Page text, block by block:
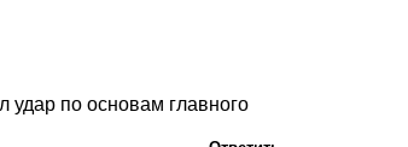
удар по основам главного